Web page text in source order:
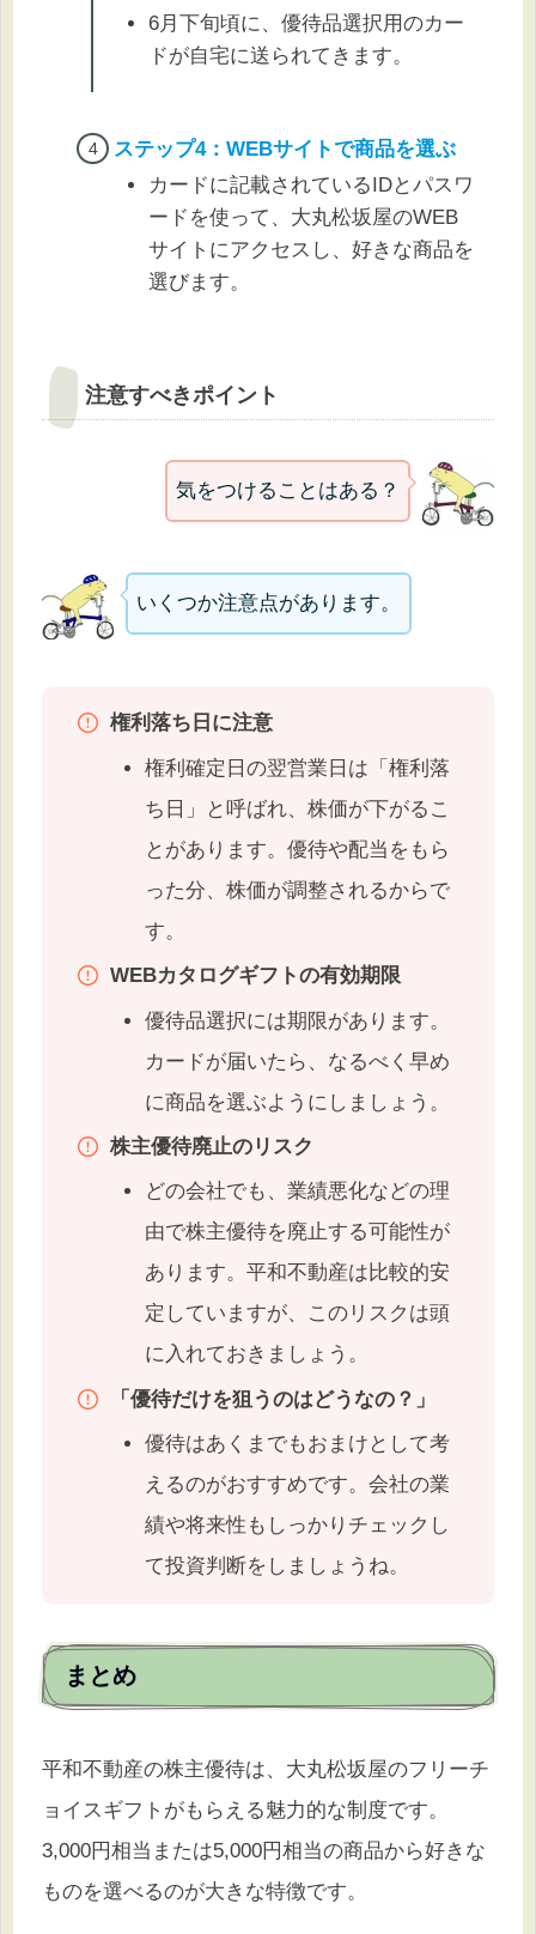
6月下旬頃に、優待品選択用のカー
ドが自宅に送られてきます。
ステップ4：WEBサイトで商品を選ぶ
カードに記載されているIDとパスワ
ードを使って、大丸松坂屋のWEB
サイトにアクセスし、好きな商品を
選びます。
注意すべきポイント
気をつけることはある？
いくつか注意点があります。
権利落ち日に注意
権利確定日の翌営業日は「権利落
ち日」と呼ばれ、株価が下がるこ
とがあります。優待や配当をもら
った分、株価が調整されるからで
す。
WEBカタログギフトの有効期限
優待品選択には期限があります。
カードが届いたら、なるべく早め
に商品を選ぶようにしましょう。
株主優待廃止のリスク
どの会社でも、業績悪化などの理
由で株主優待を廃止する可能性が
あります。平和不動産は比較的安
定していますが、このリスクは頭
に入れておきましょう。
「優待だけを狙うのはどうなの？」
優待はあくまでもおまけとして考
えるのがおすすめです。会社の業
績や将来性もしっかりチェックし
て投資判断をしましょうね。
まとめ
平和不動産の株主優待は、大丸松坂屋のフリーチ
ョイスギフトがもらえる魅力的な制度です。
3,000円相当または5,000円相当の商品から好きな
ものを選べるのが大きな特徴です。